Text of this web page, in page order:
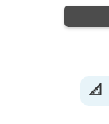
📐